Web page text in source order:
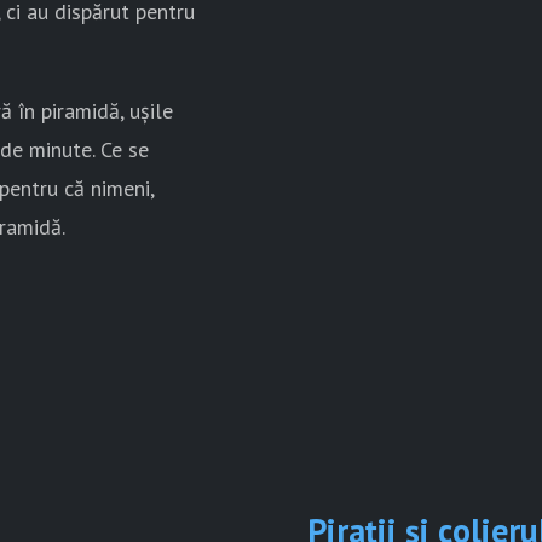
au dispărut pentru
în piramidă, ușile
minute. Ce se
că nimeni,
Pirații și